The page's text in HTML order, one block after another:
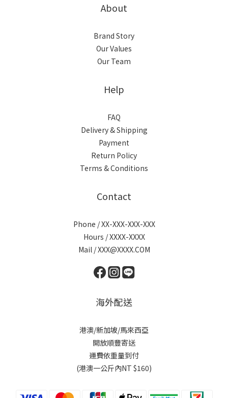
About
Brand Story
Our Values
Our Team
Help
FAQ
Delivery & Shipping
Payment
Return Policy
Terms & Conditions
Contact
Phone / XX-XXX-XXX-XXX
Hours / XXXX-XXXX
Mail / XXX@XXXX.COM
海外配送
港澳/新加坡/馬來西亞
開放順豐寄送
運費依重量到付
(港澳一公斤內NT $160)